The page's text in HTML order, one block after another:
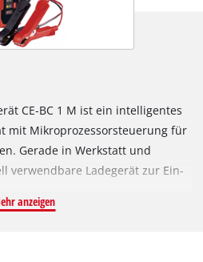
CE-BC 1 M ist ein intelligentes
mit Mikroprozessorsteuerung für
Gerade in Werkstatt und
verwendbare Ladegerät zur Ein-
Unter anderem können mit
anzeigen